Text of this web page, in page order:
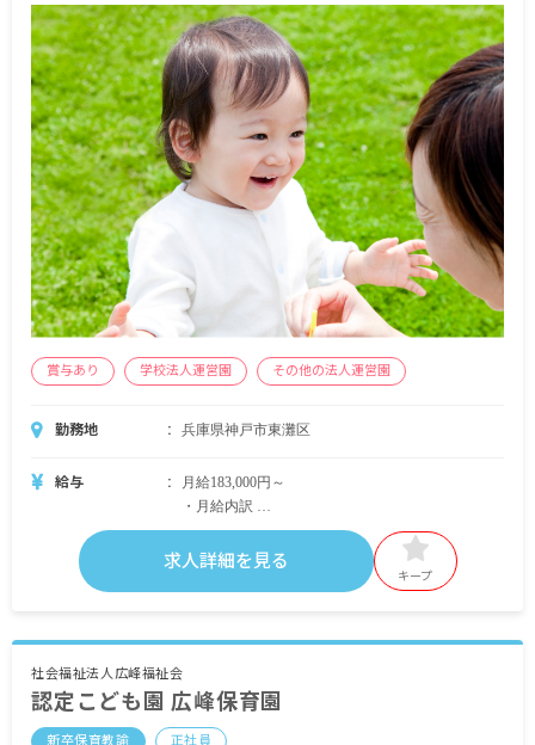
賞与あり 学校法人運営園 その他の法人運営園
勤務地 兵庫県神戸市東灘区
給与
月給183,000円～
・月給内訳
基本給 168,000円～234,500円
調整手当 10,000円～15,000円
研究手当 5,000円～15,000円
通勤手当 月上限35,000円
求人詳細を見る
キープ
社会福祉法人広峰福祉会
認定こども園 広峰保育園
新卒保育教諭 正社員